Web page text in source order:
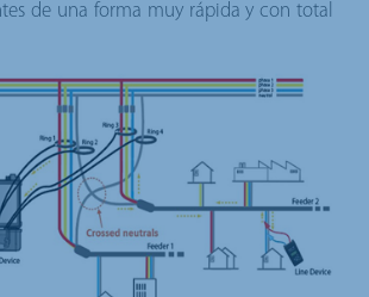
de una forma muy rápida y con total